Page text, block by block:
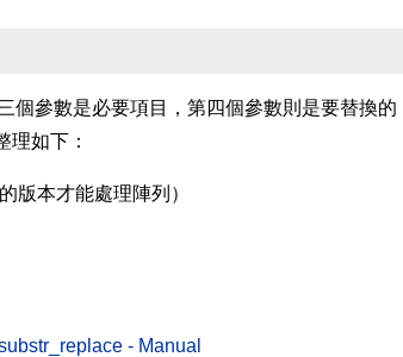
個參數是必要項目，第四個參數則是要替換的
理如下：
版本才能處理陣列）
- Manual